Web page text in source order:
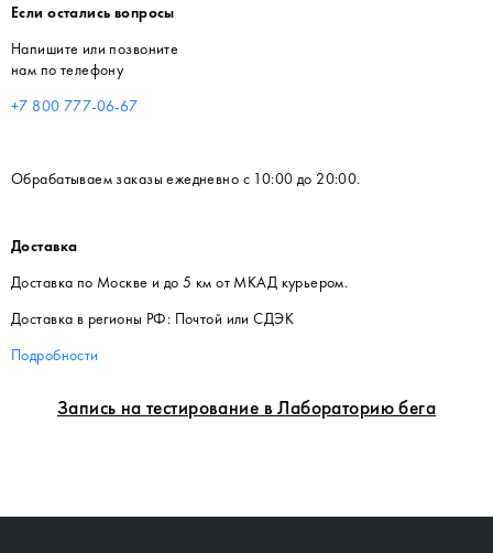
Запись на тестирование в Лабораторию бега
Если остались вопросы
Напишите или позвоните
нам по телефону
+7 800 777-06-67
Обрабатываем заказы ежедневно с 10:00 до 20:00.
Доставка
Доставка по Москве и до 5 км от МКАД курьером.
Доставка в регионы РФ: Почтой или СДЭК
Подробности